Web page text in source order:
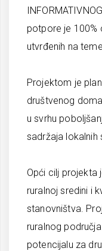
potpore je 100%
utvrđenih na
Projektom je
društvenog
u svrhu
sadržaja lokalnih
Opći cilj projekta
ruralnoj sredini i
stanovništva.
ruralnog
potencijalu za